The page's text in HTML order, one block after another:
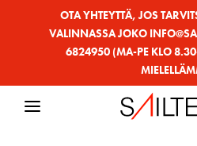
OTA YHTEYTTÄ, JOS
VALINNASSA JOKO
6824950 (MA-PE KLO